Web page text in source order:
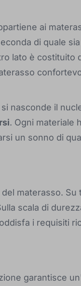
ai
di quale
lato è costituito
nasconde il
. Ogni materiale
un sonno di
materasso. Su
scala di
i requisiti
garantisce